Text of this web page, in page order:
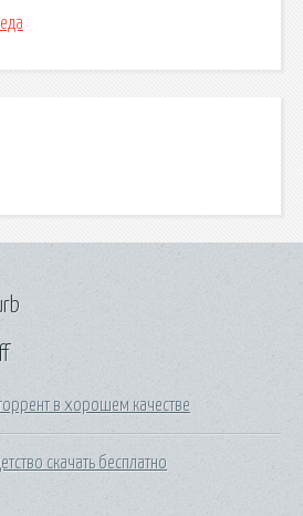
в хорошем качестве
скачать бесплатно